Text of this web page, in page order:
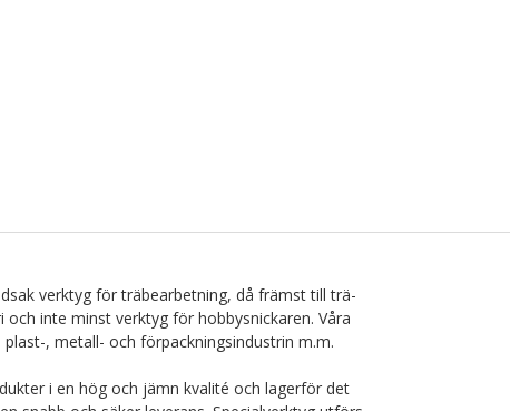
verktyg för träbearbetning, då främst till trä-
och inte minst verktyg för hobbysnickaren. Våra
, metall- och förpackningsindustrin m.m.
i en hög och jämn kvalité och lagerför det